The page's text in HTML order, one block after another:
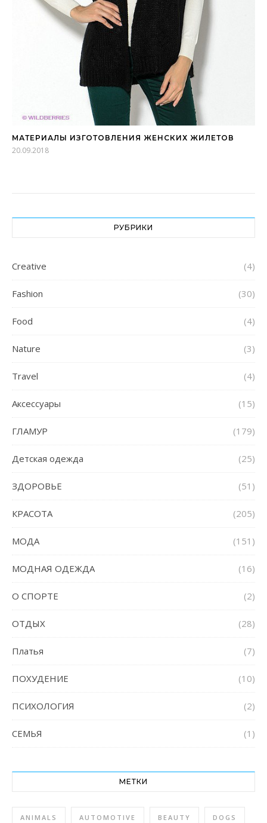
МАТЕРИАЛЫ ИЗГОТОВЛЕНИЯ ЖЕНСКИХ ЖИЛЕТОВ
20.09.2018
РУБРИКИ
Creative (4)
Fashion (30)
Food (4)
Nature (3)
Travel (4)
Аксессуары (15)
ГЛАМУР (179)
Детская одежда (25)
ЗДОРОВЬЕ (51)
КРАСОТА (205)
МОДА (151)
МОДНАЯ ОДЕЖДА (16)
О СПОРТЕ (2)
ОТДЫХ (28)
Платья (7)
ПОХУДЕНИЕ (10)
ПСИХОЛОГИЯ (2)
СЕМЬЯ (1)
МЕТКИ
ANIMALS AUTOMOTIVE BEAUTY DOGS